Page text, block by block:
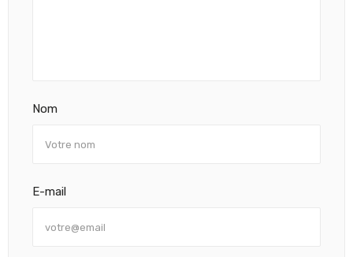
Nom
E-mail